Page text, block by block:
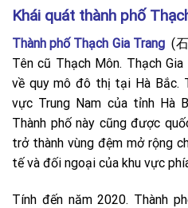
Khái quát thành phố
Thành phố Thạch Gia Trang(石
Tên cũ Thạch Môn. Thạch
về quy mô đô thị tại Hà Bắc.
vực Trung Nam của tỉnh Hà
Thành phố này cũng được
trở thành vùng đệm mở rộng
tế và đối ngoại của khu vực
Tính đến năm 2020. Thành